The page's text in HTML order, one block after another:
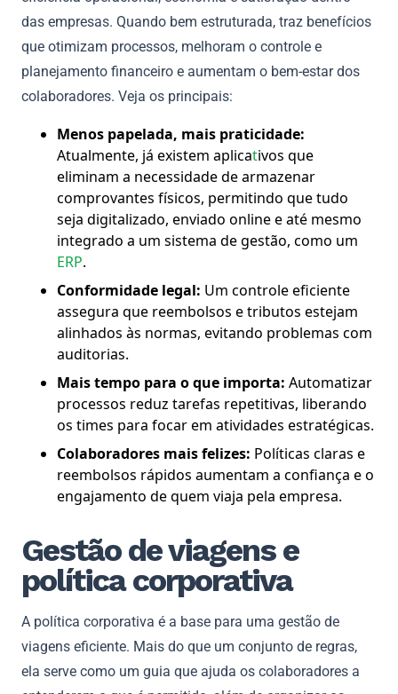
das empresas. Quando bem estruturada, traz benefícios
que otimizam processos, melhoram o controle e
planejamento financeiro e aumentam o bem-estar dos
colaboradores. Veja os principais:
Menos papelada, mais praticidade:
Atualmente, já existem aplicativos que
eliminam a necessidade de armazenar
comprovantes físicos, permitindo que tudo
seja digitalizado, enviado online e até mesmo
integrado a um sistema de gestão, como um
ERP.
Conformidade legal: Um controle eficiente
assegura que reembolsos e tributos estejam
alinhados às normas, evitando problemas com
auditorias.
Mais tempo para o que importa: Automatizar
processos reduz tarefas repetitivas, liberando
os times para focar em atividades estratégicas.
Colaboradores mais felizes: Políticas claras e
reembolsos rápidos aumentam a confiança e o
engajamento de quem viaja pela empresa.
Gestão de viagens e
política corporativa
A política corporativa é a base para uma gestão de
viagens eficiente. Mais do que um conjunto de regras,
ela serve como um guia que ajuda os colaboradores a